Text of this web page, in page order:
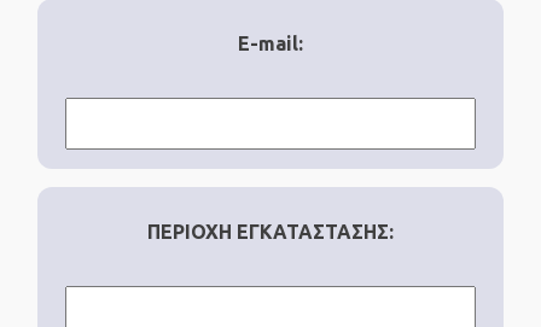
E-mail:
ΠΕΡΙΟΧΗ ΕΓΚΑΤΑΣΤΑΣΗΣ: